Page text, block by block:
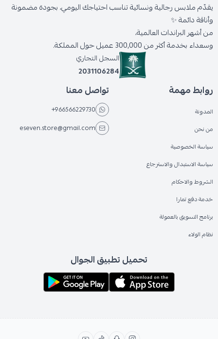
يقدّم ملابس رجالية ونسائية تناسب احتياجك اليومي، بجودة مضمونة
وأناقة دائمة ✨
من أشهر البراندات العالمية،
وسعداء بخدمة أكثر من 300,000 عميل حول المملكة.
السجل التجاري
2031106284
روابط مهمة
المدونة
من نحن
سياسة الخصوصية
سياسة الاستبدال والاسترجاع
الشروط والاحكام
خدمة دفع تمارا
برنامج التسويق بالعمولة
نظام الولاء
تواصل معنا
+966566229730
eseven.store@gmail.com
تحميل تطبيق الجوال